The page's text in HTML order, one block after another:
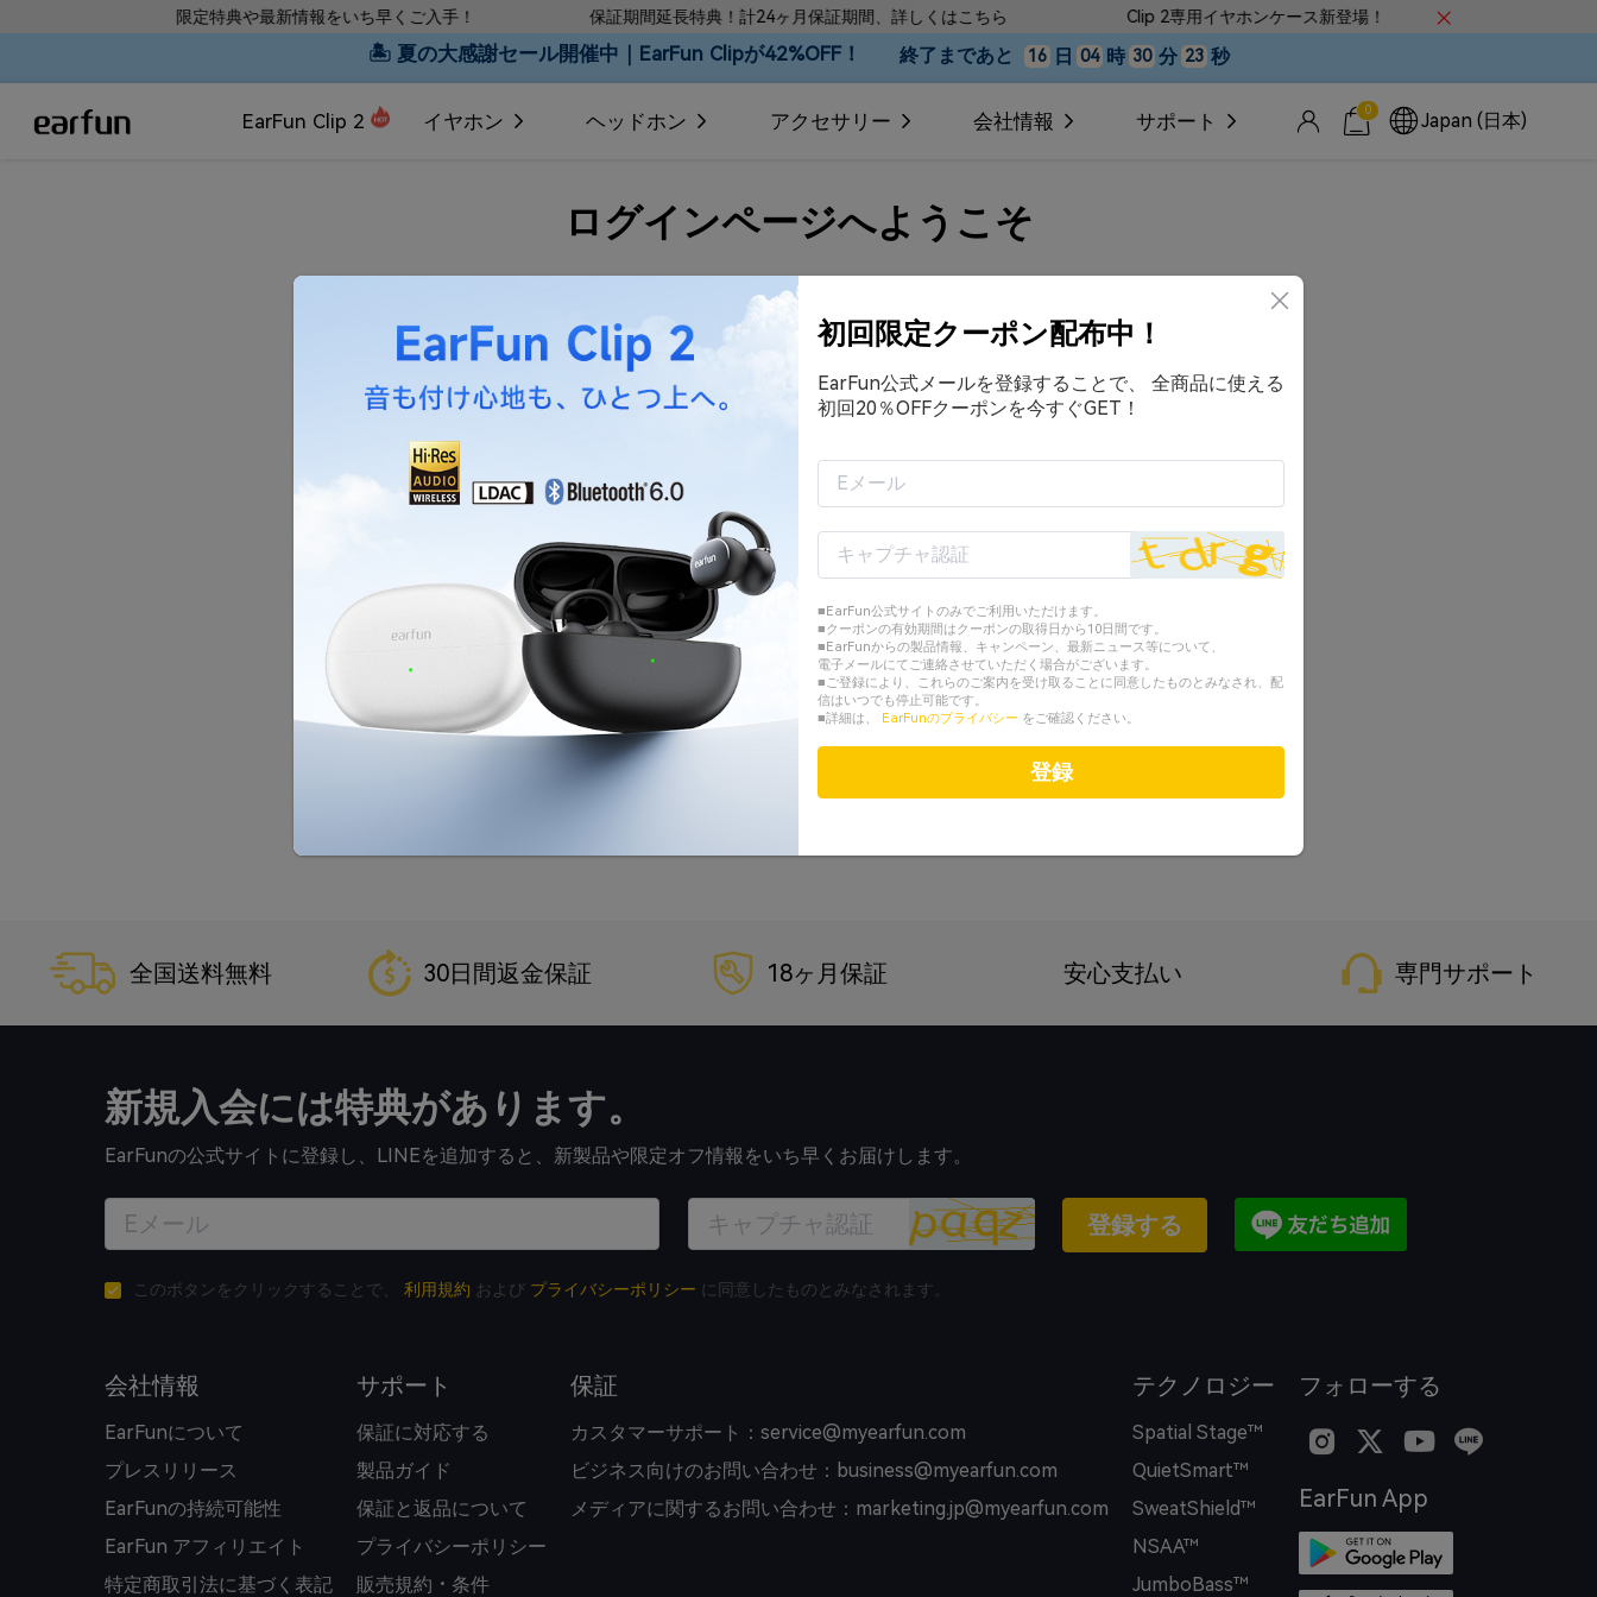
LINE友だち募集中！限定特典や最新情報をいち早くご入手！ 保証期間延長特典！計24ヶ月保証期間、詳しくはこちら Clip 2専用イヤホンケース新登場！
🏝 夏の大感謝セール開催中｜EarFun Clipが42%OFF！ 終了まであと 16 日 04 時 30 分 22 秒
EarFun Clip 2 イヤホン ヘッドホン アクセサリー 会社情報 サポート 0 Japan (日本)
ログインページへようこそ
パスワード
ログイン状態を保持する
ログイン
または
アカウントを作成する
Googleでログイン
全国送料無料 30日間返金保証 18ヶ月保証 安心支払い 専門サポート
新規入会には特典があります。
EarFunの公式サイトに登録し、LINEを追加すると、新製品や限定オフ情報をいち早くお届けします。
登録する
このボタンをクリックすることで、 利用規約 および プライバシーポリシー に同意したものとみなされます。
会社情報
EarFunについて
プレスリリース
EarFunの持続可能性
EarFun アフィリエイト
特定商取引法に基づく表記
サポート
保証に対応する
製品ガイド
保証と返品について
プライバシーポリシー
販売規約・条件
保証
カスタマーサポート：service@myearfun.com
ビジネス向けのお問い合わせ：business@myearfun.com
メディアに関するお問い合わせ：marketing.jp@myearfun.com
テクノロジー
Spatial Stage™
QuietSmart™
SweatShield™
NSAA™
JumboBass™
フォローする
EarFun App
初回限定クーポン配布中！
EarFun公式メールを登録することで、 全商品に使える
初回20％OFFクーポンを今すぐGET！
■EarFun公式サイトのみでご利用いただけます。
■クーポンの有効期間はクーポンの取得日から10日間です。
■EarFunからの製品情報、キャンペーン、最新ニュース等について、
電子メールにてご連絡させていただく場合がございます。
■ご登録により、これらのご案内を受け取ることに同意したものとみなされ、配
信はいつでも停止可能です。
■詳細は、 EarFunのプライバシー をご確認ください。
登録